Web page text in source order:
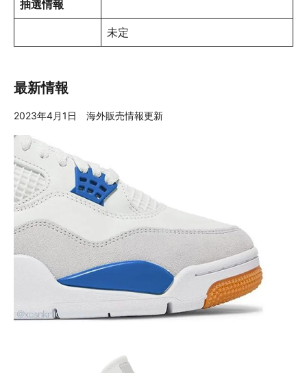
抽選情報
未定
最新情報
2023年4月1日 海外販売情報更新
引用：FLIGHTCLUB